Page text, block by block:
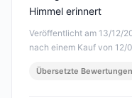
Veröffentlicht am 13/12/
nach einem Kauf von 12/
Himmel erinnert
Übersetzte Bewertungen